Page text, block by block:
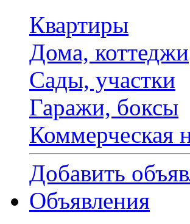
Квартиры
Дома, коттеджи
Сады, участки
Гаражи, боксы
Коммерческая
Добавить
Объявления